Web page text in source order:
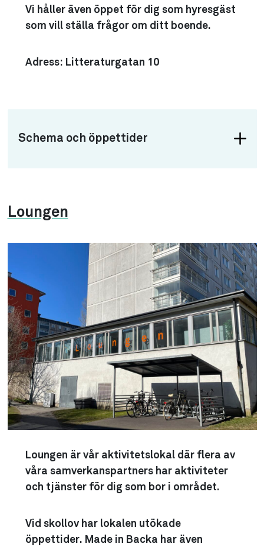
Vi håller även öppet för dig som hyresgäst
som vill ställa frågor om ditt boende.
Adress: Litteraturgatan 10
Schema och öppettider
Loungen
Loungen är vår aktivitetslokal där flera av
våra samverkanspartners har aktiviteter
och tjänster för dig som bor i området.
Vid skollov har lokalen utökade
öppettider. Made in Backa har även